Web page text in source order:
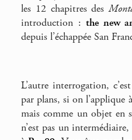
les 12 chapitres des
introduction :the new
depuis l’échappée San
L’autre interrogation,
par plans, si on
mais comme un objet en
n’est pas un